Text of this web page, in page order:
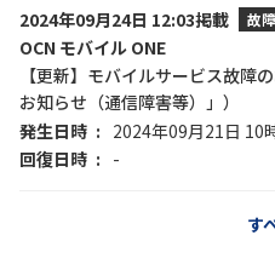
2024年09月24日 12:03掲載 故障
OCN モバイル ONE
【更新】モバイルサービス故障
お知らせ（通信障害等）」）
発生日時
2024年09月21日 10
回復日時
-
す